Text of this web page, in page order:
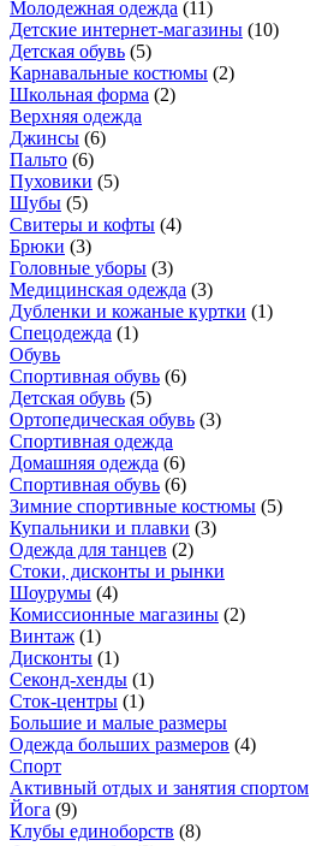
Молодежная одежда (11)
Детские интернет-магазины (10)
Детская обувь (5)
Карнавальные костюмы (2)
Школьная форма (2)
Верхняя одежда
Джинсы (6)
Пальто (6)
Пуховики (5)
Шубы (5)
Свитеры и кофты (4)
Брюки (3)
Головные уборы (3)
Медицинская одежда (3)
Дубленки и кожаные куртки (1)
Спецодежда (1)
Обувь
Спортивная обувь (6)
Детская обувь (5)
Ортопедическая обувь (3)
Спортивная одежда
Домашняя одежда (6)
Спортивная обувь (6)
Зимние спортивные костюмы (5)
Купальники и плавки (3)
Одежда для танцев (2)
Стоки, дисконты и рынки
Шоурумы (4)
Комиссионные магазины (2)
Винтаж (1)
Дисконты (1)
Секонд-хенды (1)
Сток-центры (1)
Большие и малые размеры
Одежда больших размеров (4)
Спорт
Активный отдых и занятия спортом
Йога (9)
Клубы единоборств (8)